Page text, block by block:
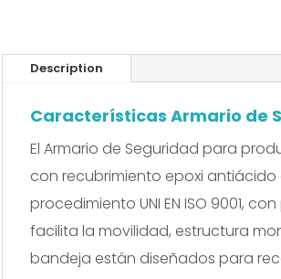
Description
Características Armario de
El Armario de Seguridad para
con recubrimiento epoxi
procedimiento UNI EN ISO 9001,
facilita la movilidad, estructura
bandeja están diseñados para